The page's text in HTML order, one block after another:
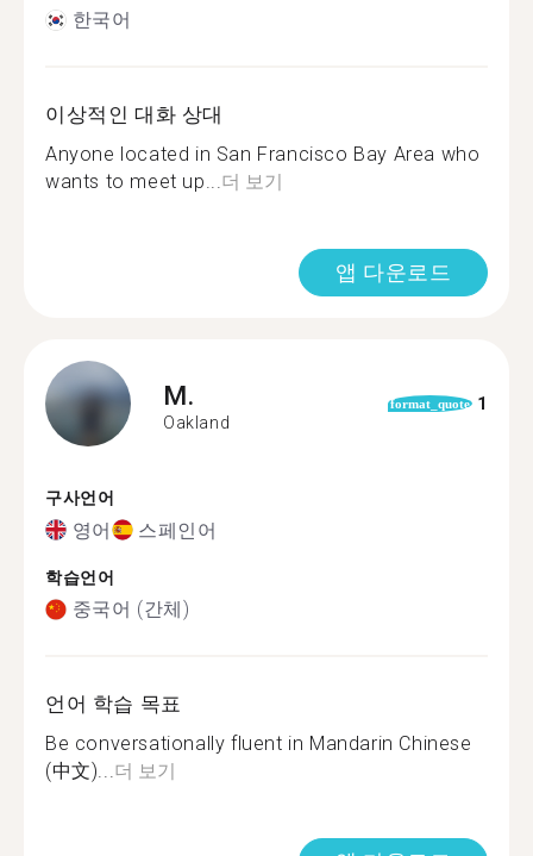
한국어
이상적인 대화 상대
Anyone located in San Francisco Bay Area who
wants to meet up...더 보기
앱 다운로드
M.
Oakland
format_quote 1
구사언어
영어 스페인어
학습언어
중국어 (간체)
언어 학습 목표
Be conversationally fluent in Mandarin Chinese
(中文)...더 보기